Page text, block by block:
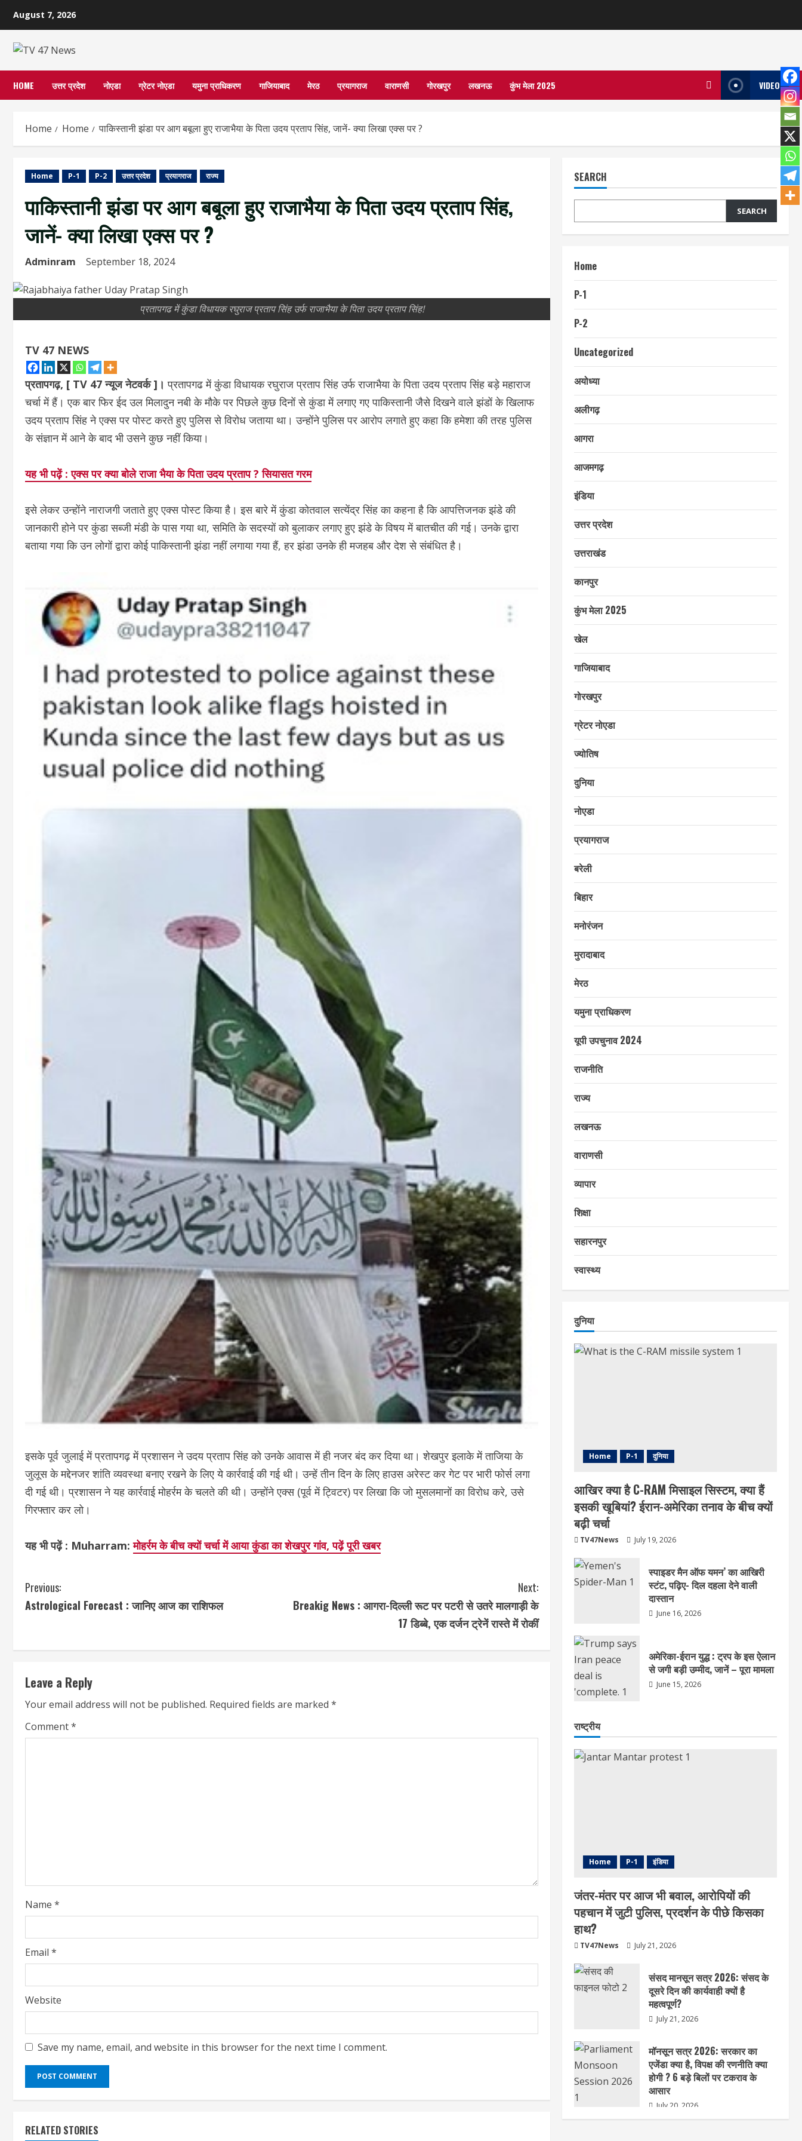
content
August 7, 2026
HOME उत्तर प्रदेश नोएडा ग्रेटर नोएडा यमुना प्राधिकरण गाजियाबाद मेरठ प्रयागराज वाराणसी गोरखपुर लखनऊ कुंभ मेला 2025 VIDEO
Home Home पाकिस्तानी झंडा पर आग बबूला हुए राजाभैया के प‍िता उदय प्रताप सिंह, जानें- क्‍या ल‍िखा एक्‍स पर ?
Home P-1 P-2 उत्तर प्रदेश प्रयागराज राज्य
पाकिस्तानी झंडा पर आग बबूला हुए राजाभैया के प‍िता उदय प्रताप सिंह,
जानें- क्‍या ल‍िखा एक्‍स पर ?
Adminram September 18, 2024
प्रतापगढ में कुंडा विधायक रघुराज प्रताप सिंह उर्फ राजाभैया के पिता उदय प्रताप सिंह!
TV 47 NEWS
प्रतापगढ़, [ TV 47 न्‍यूज नेटवर्क ]। प्रतापगढ में कुंडा विधायक रघुराज प्रताप सिंह उर्फ राजाभैया के पिता उदय प्रताप सिंह बड़े महाराज
चर्चा में हैं। एक बार फ‍िर ईद उल मिलादुन नबी के मौके पर पिछले कुछ दिनों से कुंडा में लगाए गए पाकिस्तानी जैसे दिखने वाले झंडों के खिलाफ
उदय प्रताप सिंह ने एक्स पर पोस्ट करते हुए पुलिस से विरोध जताया था। उन्‍होंने पुल‍िस पर आरोप लगाते हुए कहा क‍ि हमेशा की तरह पुलिस
के संज्ञान में आने के बाद भी उसने कुछ नहीं किया।
यह भी पढ़ें : एक्स पर क्या बोले राजा भैया के पिता उदय प्रताप ? सियासत गरम
इसे लेकर उन्होंने नाराजगी जताते हुए एक्स पोस्ट किया है। इस बारे में कुंडा कोतवाल सत्येंद्र सिंह का कहना है कि आपत्तिजनक झंडे की
जानकारी होने पर कुंडा सब्जी मंडी के पास गया था, समिति के सदस्यों को बुलाकर लगाए हुए झंडे के विषय में बातचीत की गई। उनके द्वारा
बताया गया कि उन लोगों द्वारा कोई पाकिस्तानी झंडा नहीं लगाया गया हैं, हर झंडा उनके ही मजहब और देश से संबंधित है।
इसके पूर्व जुलाई में प्रतापगढ़ में प्रशासन ने उदय प्रताप सिंह को उनके आवास में ही नजर बंद कर दिया था। शेखपुर इलाके में ताजिया के
जुलूस के मद्देनजर शांति व्यवस्था बनाए रखने के लिए ये कार्रवाई की गई थी। उन्हें तीन दिन के लिए हाउस अरेस्ट कर गेट पर भारी फोर्स लगा
दी गई थी। प्रशासन ने यह कार्रवाई मोहर्रम के चलते की थी। उन्होंने एक्स (पूर्व में ट्विटर) पर लिखा कि जो मुसलमानों का विरोध करे, उसे
गिरफ्तार कर लो।
यह भी पढ़ें : Muharram:मोहर्रम के बीच क्यों चर्चा में आया कुंडा का शेखपुर गांव, पढ़ें पूरी खबर
C
o
i
n
u
i
n
g
Previous:
Astrological Forecast : जानिए आज का राशिफल
Next:
Breakig News : आगरा-दिल्ली रूट पर पटरी से उतरे मालगाड़ी के
17 डिब्बे, एक दर्जन ट्रेनें रास्ते में रोकीं
Leave a Reply
Your email address will not be published. Required fields are marked *
Comment*
Name *
Email *
Website
Save my name, email, and website in this browser for the next time I comment.
RELATED STORIES
SEARCH
SEARCH
Home
P-1
P-2
Uncategorized
अयोध्या
अलीगढ़
आगरा
आजमगढ़
इंडिया
उत्तर प्रदेश
उत्तराखंड
कानपुर
कुंभ मेला 2025
खेल
गाजियाबाद
गोरखपुर
ग्रेटर नोएडा
ज्योतिष
दुनिया
नोएडा
प्रयागराज
बरेली
बिहार
मनोरंजन
मुरादाबाद
मेरठ
यमुना प्राधिकरण
यूपी उपचुनाव 2024
राजनीति
राज्य
लखनऊ
वाराणसी
व्यापार
शिक्षा
सहारनपुर
स्वास्थ्य
दुनिया
Home P-1 दुनिया
आखिर क्या है C-RAM मिसाइल सिस्टम, क्या हैं
इसकी खूबियां? ईरान-अमेरिका तनाव के बीच क्यों
बढ़ी चर्चा
TV47News July 19, 2026
स्पाइडर मैन ऑफ यमन’ का आखिरी
स्टंट, पढ़िए- दिल दहला देने वाली
दास्तान
June 16, 2026
अमेरिका-ईरान युद्ध : ट्रप के इस ऐलान
से जगी बड़ी उम्मीद, जानें – पूरा मामला
June 15, 2026
राष्ट्रीय
Home P-1 इंडिया
जंतर-मंतर पर आज भी बवाल, आरोपियों की
पहचान में जुटी पुलिस, प्रदर्शन के पीछे किसका
हाथ?
TV47News July 21, 2026
संसद मानसून सत्र 2026: संसद के
दूसरे दिन की कार्यवाही क्यों है
महत्वपूर्ण?
July 21, 2026
मॉनसून सत्र 2026: सरकार का
एजेंडा क्या है, विपक्ष की रणनीति क्या
होगी ? 6 बड़े बिलों पर टकराव के
आसार
July 20, 2026